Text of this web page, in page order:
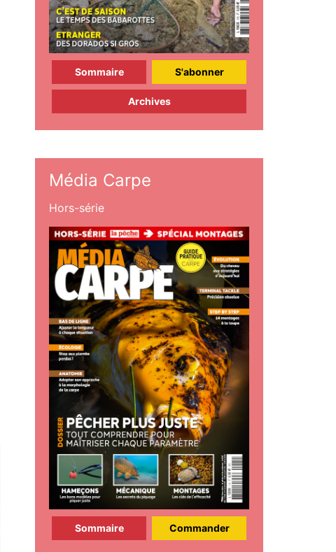
Sommaire S'abonner
Archives
Média Carpe
Hors-série
Sommaire Commander